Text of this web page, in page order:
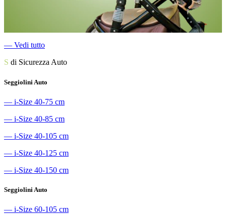
― Vedi tutto
S di Sicurezza Auto
Seggiolini Auto
― i-Size 40-75 cm
― i-Size 40-85 cm
― i-Size 40-105 cm
― i-Size 40-125 cm
― i-Size 40-150 cm
Seggiolini Auto
― i-Size 60-105 cm